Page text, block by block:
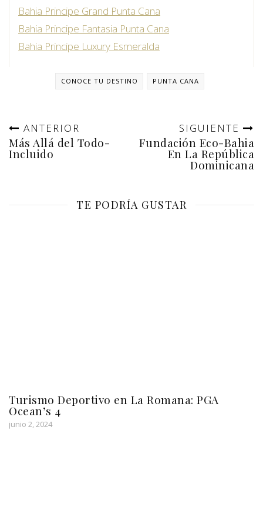
Bahia Principe Grand Punta Cana
Bahia Principe Fantasia Punta Cana
Bahia Principe Luxury Esmeralda
CONOCE TU DESTINO PUNTA CANA
ANTERIOR
Más Allá del Todo-
Incluido
SIGUIENTE
Fundación Eco-Bahia
En La República
Dominicana
TE PODRÍA GUSTAR
Turismo Deportivo en La Romana: PGA
Ocean’s 4
junio 2, 2024